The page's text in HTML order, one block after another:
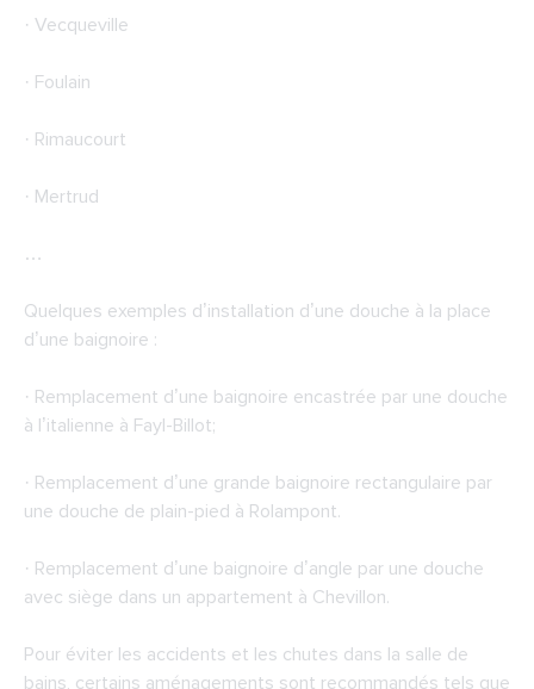
· Vecqueville
· Foulain
· Rimaucourt
· Mertrud
…
Quelques exemples d’installation d’une douche à la place
d’une baignoire :
· Remplacement d’une baignoire encastrée par une douche
à l’italienne à Fayl-Billot;
· Remplacement d’une grande baignoire rectangulaire par
une douche de plain-pied à Rolampont.
· Remplacement d’une baignoire d’angle par une douche
avec siège dans un appartement à Chevillon.
Pour éviter les accidents et les chutes dans la salle de
bains, certains aménagements sont recommandés tels que